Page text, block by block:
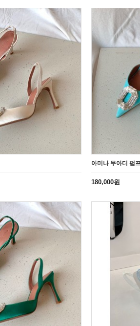
아미나 무아디 펌
180,000원